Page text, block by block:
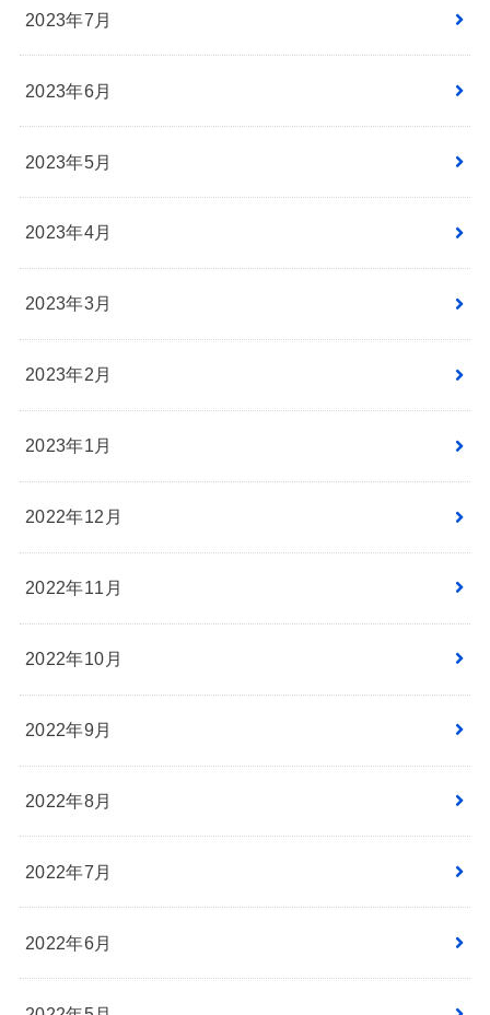
2023年7月
2023年6月
2023年5月
2023年4月
2023年3月
2023年2月
2023年1月
2022年12月
2022年11月
2022年10月
2022年9月
2022年8月
2022年7月
2022年6月